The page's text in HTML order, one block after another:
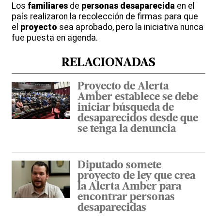
Los familiares de personas desaparecida en el
país realizaron la recolección de firmas para que
el proyecto sea aprobado, pero la iniciativa nunca
fue puesta en agenda.
RELACIONADAS
Proyecto de Alerta
Amber establece se debe
iniciar búsqueda de
desaparecidos desde que
se tenga la denuncia
Diputado somete
proyecto de ley que crea
la Alerta Amber para
encontrar personas
desaparecidas